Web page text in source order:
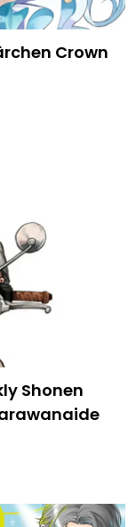
Crown
Shonen